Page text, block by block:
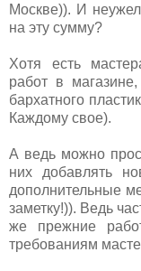
Москве)). И
на эту сумму?
Хотя есть
работ в
бархатного
Каждому свое).
А ведь можно
них добавлять
дополнительные
заметку!)). Ведь
же прежние
требованиям